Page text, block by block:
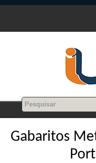
Gabaritos